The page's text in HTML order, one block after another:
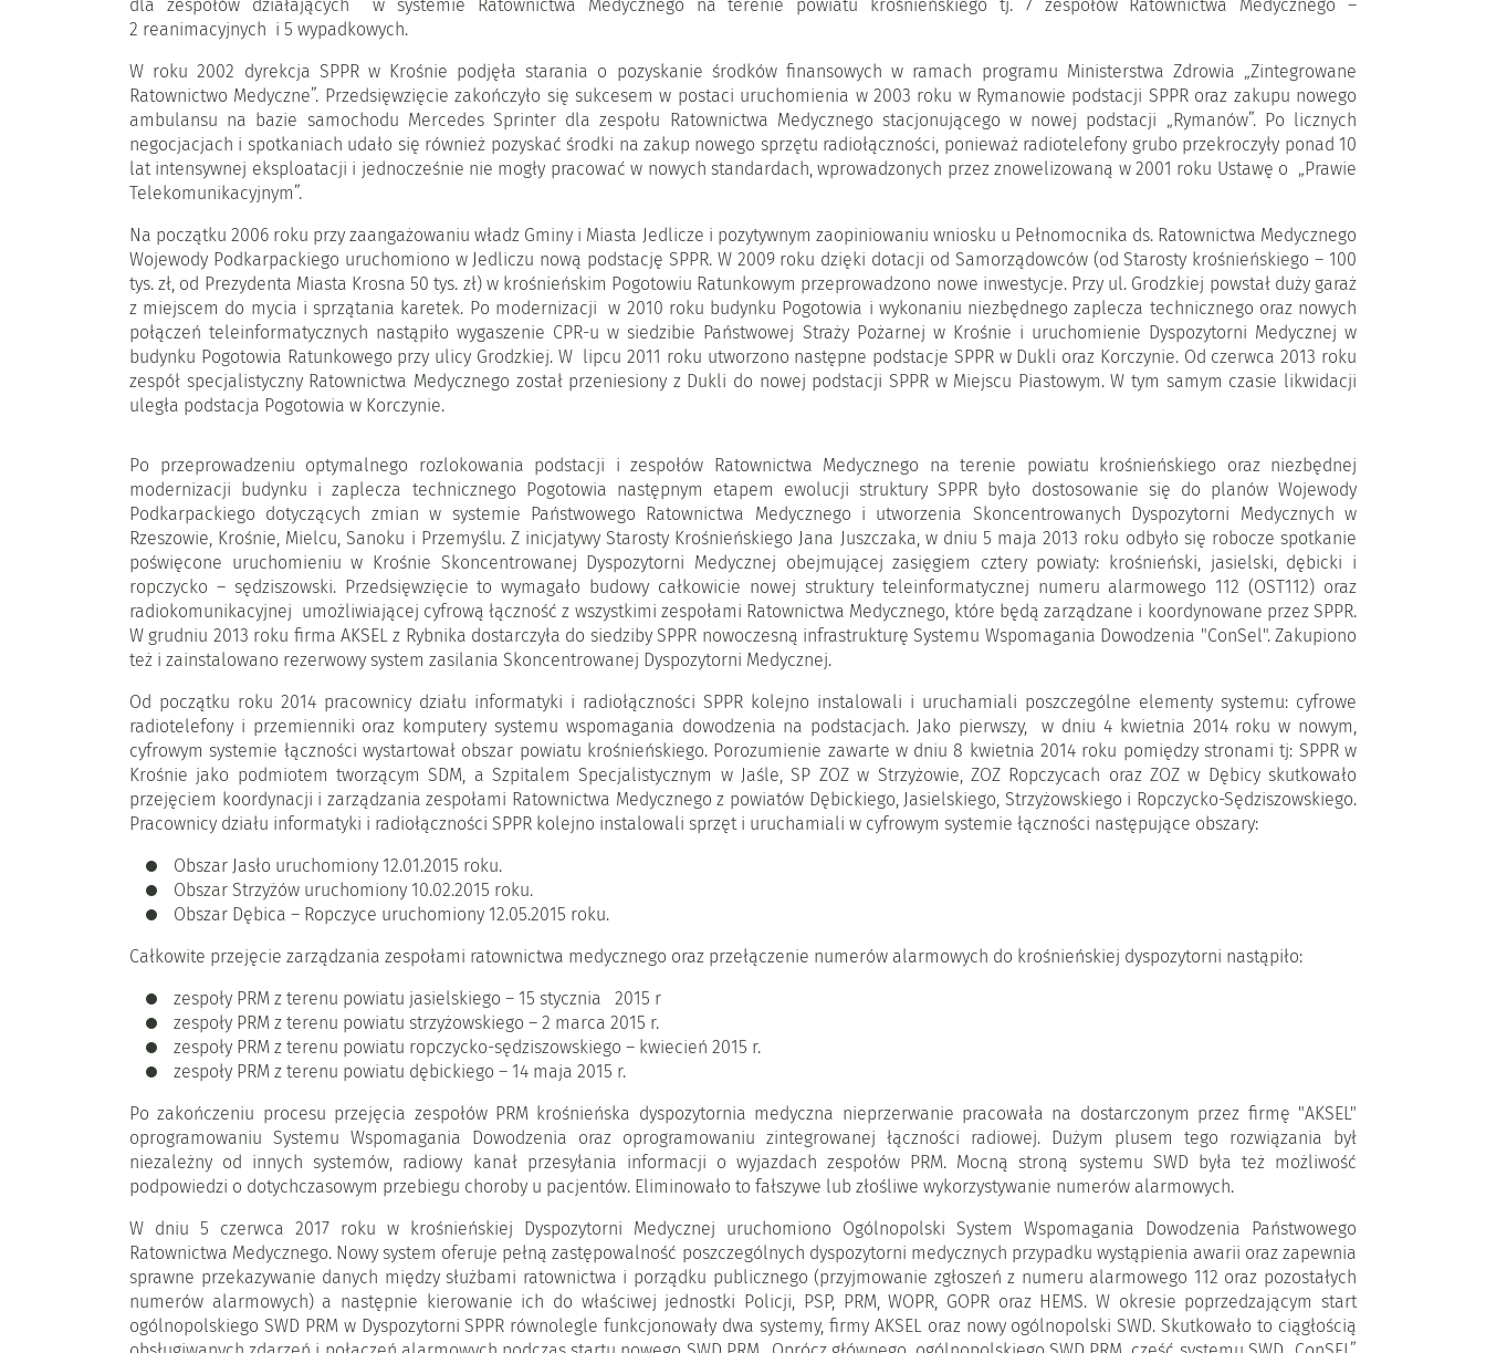
dla zespołów działających w systemie Ratownictwa Medycznego na terenie powiatu krośnieńskiego tj. 7 zespołów Ratownictwa Medycznego –
2 reanimacyjnych i 5 wypadkowych.
W roku 2002 dyrekcja SPPR w Krośnie podjęła starania o pozyskanie środków finansowych w ramach programu Ministerstwa Zdrowia „Zintegrowane
Ratownictwo Medyczne”. Przedsięwzięcie zakończyło się sukcesem w postaci uruchomienia w 2003 roku w Rymanowie podstacji SPPR oraz zakupu nowego
ambulansu na bazie samochodu Mercedes Sprinter dla zespołu Ratownictwa Medycznego stacjonującego w nowej podstacji „Rymanów”. Po licznych
negocjacjach i spotkaniach udało się również pozyskać środki na zakup nowego sprzętu radiołączności, ponieważ radiotelefony grubo przekroczyły ponad 10
lat intensywnej eksploatacji i jednocześnie nie mogły pracować w nowych standardach, wprowadzonych przez znowelizowaną w 2001 roku Ustawę o „Prawie
Telekomunikacyjnym”.
Na początku 2006 roku przy zaangażowaniu władz Gminy i Miasta Jedlicze i pozytywnym zaopiniowaniu wniosku u Pełnomocnika ds. Ratownictwa Medycznego
Wojewody Podkarpackiego uruchomiono w Jedliczu nową podstację SPPR. W 2009 roku dzięki dotacji od Samorządowców (od Starosty krośnieńskiego – 100
tys. zł, od Prezydenta Miasta Krosna 50 tys. zł) w krośnieńskim Pogotowiu Ratunkowym przeprowadzono nowe inwestycje. Przy ul. Grodzkiej powstał duży garaż
z miejscem do mycia i sprzątania karetek. Po modernizacji w 2010 roku budynku Pogotowia i wykonaniu niezbędnego zaplecza technicznego oraz nowych
połączeń teleinformatycznych nastąpiło wygaszenie CPR-u w siedzibie Państwowej Straży Pożarnej w Krośnie i uruchomienie Dyspozytorni Medycznej w
budynku Pogotowia Ratunkowego przy ulicy Grodzkiej. W lipcu 2011 roku utworzono następne podstacje SPPR w Dukli oraz Korczynie. Od czerwca 2013 roku
zespół specjalistyczny Ratownictwa Medycznego został przeniesiony z Dukli do nowej podstacji SPPR w Miejscu Piastowym. W tym samym czasie likwidacji
uległa podstacja Pogotowia w Korczynie.
Po przeprowadzeniu optymalnego rozlokowania podstacji i zespołów Ratownictwa Medycznego na terenie powiatu krośnieńskiego oraz niezbędnej
modernizacji budynku i zaplecza technicznego Pogotowia następnym etapem ewolucji struktury SPPR było dostosowanie się do planów Wojewody
Podkarpackiego dotyczących zmian w systemie Państwowego Ratownictwa Medycznego i utworzenia Skoncentrowanych Dyspozytorni Medycznych w
Rzeszowie, Krośnie, Mielcu, Sanoku i Przemyślu. Z inicjatywy Starosty Krośnieńskiego Jana Juszczaka, w dniu 5 maja 2013 roku odbyło się robocze spotkanie
poświęcone uruchomieniu w Krośnie Skoncentrowanej Dyspozytorni Medycznej obejmującej zasięgiem cztery powiaty: krośnieński, jasielski, dębicki i
ropczycko – sędziszowski. Przedsięwzięcie to wymagało budowy całkowicie nowej struktury teleinformatycznej numeru alarmowego 112 (OST112) oraz
radiokomunikacyjnej umożliwiającej cyfrową łączność z wszystkimi zespołami Ratownictwa Medycznego, które będą zarządzane i koordynowane przez SPPR.
W grudniu 2013 roku firma AKSEL z Rybnika dostarczyła do siedziby SPPR nowoczesną infrastrukturę Systemu Wspomagania Dowodzenia "ConSel". Zakupiono
też i zainstalowano rezerwowy system zasilania Skoncentrowanej Dyspozytorni Medycznej.
Od początku roku 2014 pracownicy działu informatyki i radiołączności SPPR kolejno instalowali i uruchamiali poszczególne elementy systemu: cyfrowe
radiotelefony i przemienniki oraz komputery systemu wspomagania dowodzenia na podstacjach. Jako pierwszy, w dniu 4 kwietnia 2014 roku w nowym,
cyfrowym systemie łączności wystartował obszar powiatu krośnieńskiego. Porozumienie zawarte w dniu 8 kwietnia 2014 roku pomiędzy stronami tj: SPPR w
Krośnie jako podmiotem tworzącym SDM, a Szpitalem Specjalistycznym w Jaśle, SP ZOZ w Strzyżowie, ZOZ Ropczycach oraz ZOZ w Dębicy skutkowało
przejęciem koordynacji i zarządzania zespołami Ratownictwa Medycznego z powiatów Dębickiego, Jasielskiego, Strzyżowskiego i Ropczycko-Sędziszowskiego.
Pracownicy działu informatyki i radiołączności SPPR kolejno instalowali sprzęt i uruchamiali w cyfrowym systemie łączności następujące obszary:
Obszar Jasło uruchomiony 12.01.2015 roku.
Obszar Strzyżów uruchomiony 10.02.2015 roku.
Obszar Dębica – Ropczyce uruchomiony 12.05.2015 roku.
Całkowite przejęcie zarządzania zespołami ratownictwa medycznego oraz przełączenie numerów alarmowych do krośnieńskiej dyspozytorni nastąpiło:
zespoły PRM z terenu powiatu jasielskiego – 15 stycznia 2015 r
zespoły PRM z terenu powiatu strzyżowskiego – 2 marca 2015 r.
zespoły PRM z terenu powiatu ropczycko-sędziszowskiego – kwiecień 2015 r.
zespoły PRM z terenu powiatu dębickiego – 14 maja 2015 r.
Po zakończeniu procesu przejęcia zespołów PRM krośnieńska dyspozytornia medyczna nieprzerwanie pracowała na dostarczonym przez firmę "AKSEL"
oprogramowaniu Systemu Wspomagania Dowodzenia oraz oprogramowaniu zintegrowanej łączności radiowej. Dużym plusem tego rozwiązania był
niezależny od innych systemów, radiowy kanał przesyłania informacji o wyjazdach zespołów PRM. Mocną stroną systemu SWD była też możliwość
podpowiedzi o dotychczasowym przebiegu choroby u pacjentów. Eliminowało to fałszywe lub złośliwe wykorzystywanie numerów alarmowych.
W dniu 5 czerwca 2017 roku w krośnieńskiej Dyspozytorni Medycznej uruchomiono Ogólnopolski System Wspomagania Dowodzenia Państwowego
Ratownictwa Medycznego. Nowy system oferuje pełną zastępowalność poszczególnych dyspozytorni medycznych przypadku wystąpienia awarii oraz zapewnia
sprawne przekazywanie danych między służbami ratownictwa i porządku publicznego (przyjmowanie zgłoszeń z numeru alarmowego 112 oraz pozostałych
numerów alarmowych) a następnie kierowanie ich do właściwej jednostki Policji, PSP, PRM, WOPR, GOPR oraz HEMS. W okresie poprzedzającym start
ogólnopolskiego SWD PRM w Dyspozytorni SPPR równolegle funkcjonowały dwa systemy, firmy AKSEL oraz nowy ogólnopolski SWD. Skutkowało to ciągłością